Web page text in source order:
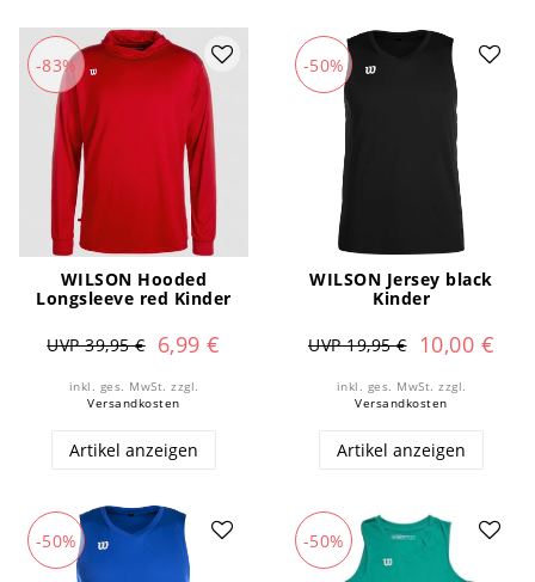
-83%
WILSON Hooded
Longsleeve red Kinder
UVP 39,95 € 6,99 €
inkl. ges. MwSt. zzgl.
Versandkosten
Artikel anzeigen
-50%
WILSON Jersey black
Kinder
UVP 19,95 € 10,00 €
inkl. ges. MwSt. zzgl.
Versandkosten
Artikel anzeigen
-50% -50%